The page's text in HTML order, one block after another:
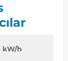
kW/h